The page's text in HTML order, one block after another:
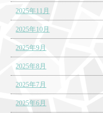
2025年11月
2025年10月
2025年9月
2025年8月
2025年7月
2025年6月